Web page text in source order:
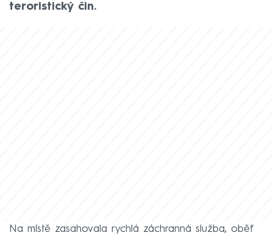
teroristický čin.
Na místě zasahovala rychlá záchranná služba, oběť